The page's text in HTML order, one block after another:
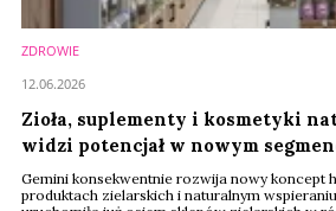
ZDROWIE
Zioła, suplementy i kosmetyki
widzi potencjał w nowym
Gemini konsekwentnie rozwija nowy koncept
produktach zielarskich i naturalnym
12.06.2026